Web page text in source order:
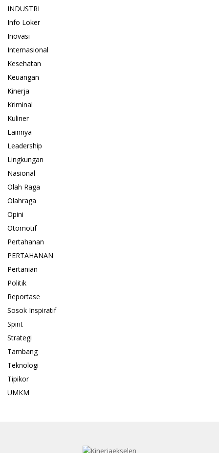
INDUSTRI
Info Loker
Inovasi
Internasional
Kesehatan
Keuangan
Kinerja
Kriminal
Kuliner
Lainnya
Leadership
Lingkungan
Nasional
Olah Raga
Olahraga
Opini
Otomotif
Pertahanan
PERTAHANAN
Pertanian
Politik
Reportase
Sosok Inspiratif
Spirit
Strategi
Tambang
Teknologi
Tipikor
UMKM